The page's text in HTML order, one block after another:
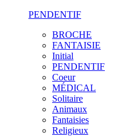
PENDENTIF
BROCHE
FANTAISIE
Initial
PENDENTIF
Coeur
MÉDICAL
Solitaire
Animaux
Fantaisies
Religieux